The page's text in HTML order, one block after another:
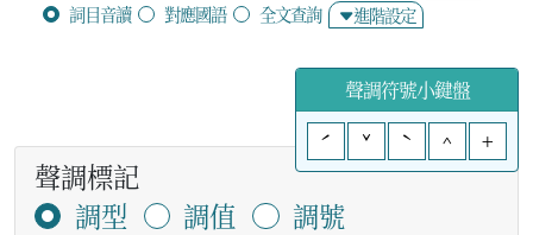
詞目音讀 對應國語 全文查詢 進階設定
聲調符號小鍵盤
ˊ
ˇ ˋ ^ +
聲調標記
調型
調值
調號